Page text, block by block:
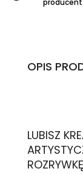
producent
OPIS
LUBISZ